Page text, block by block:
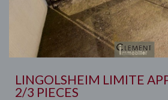
LINGOLSHEIM LIMITE
2/3 PIECES